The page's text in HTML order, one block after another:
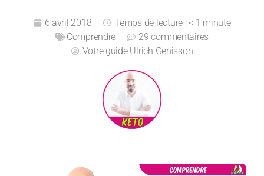
6 avril 2018
Temps de lecture : < 1 minute
Comprendre
29 commentaires
Votre guideUlrich Genisson